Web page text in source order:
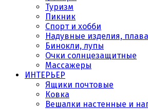
Туризм
Пикник
Спорт и хобби
Надувные изделия,
Бинокли, лупы
Очки солнцезащитные
Массажеры
ИНТЕРЬЕР
Ящики почтовые
Ковка
Вешалки настенные и